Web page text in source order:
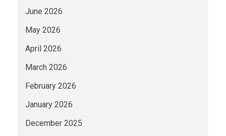
June 2026
May 2026
April 2026
March 2026
February 2026
January 2026
December 2025